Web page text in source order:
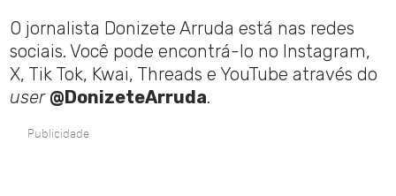
O jornalista Donizete Arruda está nas redes
sociais. Você pode encontrá-lo no Instagram,
X, Tik Tok, Kwai, Threads e YouTube através do
user @DonizeteArruda.
Publicidade